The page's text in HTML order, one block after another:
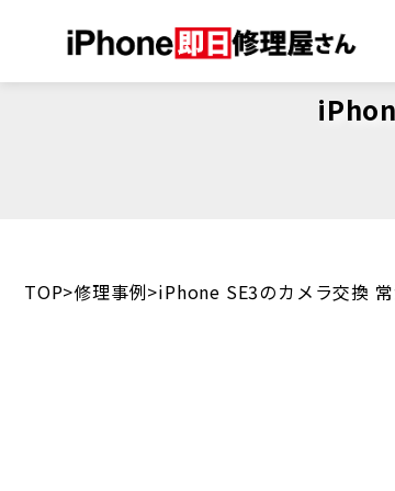
TOP 修理事例 iPhone SE3のカメラ交換